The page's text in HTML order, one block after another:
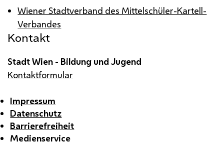
Wiener Stadtverband des Mittelschüler-Kartell-
Verbandes
Kontakt
Stadt Wien - Bildung und Jugend
Kontaktformular
Impressum
Datenschutz
Barrierefreiheit
Medienservice